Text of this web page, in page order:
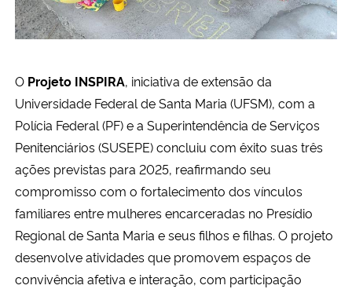
Secretaria-Geral
Secretaria de Governo
Gabinete de Segurança Institucional
Banco Central do Brasil
Planalto
O Projeto INSPIRA, iniciativa de extensão da
Universidade Federal de Santa Maria (UFSM), com a
Polícia Federal (PF) e a Superintendência de Serviços
Penitenciários (SUSEPE) concluiu com êxito suas três
ações previstas para 2025, reafirmando seu
compromisso com o fortalecimento dos vínculos
familiares entre mulheres encarceradas no Presídio
Regional de Santa Maria e seus filhos e filhas. O projeto
desenvolve atividades que promovem espaços de
convivência afetiva e interação, com participação